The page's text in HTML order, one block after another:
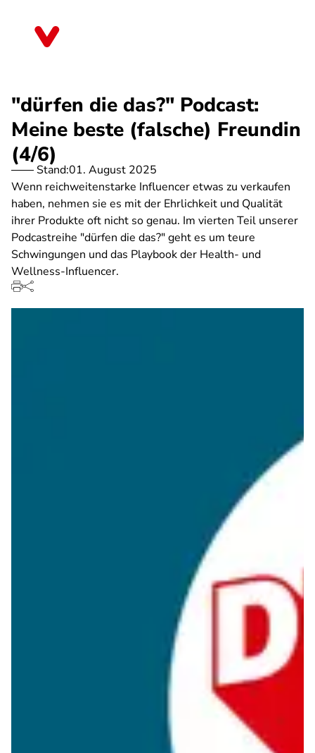
"dürfen die das?" Podcast:
Meine beste (falsche) Freundin
(4/6)
Stand:01. August 2025
Wenn reichweitenstarke Influencer etwas zu verkaufen
haben, nehmen sie es mit der Ehrlichkeit und Qualität
ihrer Produkte oft nicht so genau. Im vierten Teil unserer
Podcastreihe "dürfen die das?" geht es um teure
Schwingungen und das Playbook der Health- und
Wellness-Influencer.